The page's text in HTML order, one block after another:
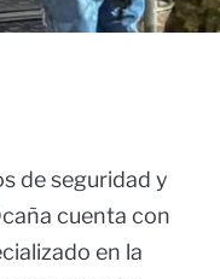
de seguridad y
cuenta con
en la